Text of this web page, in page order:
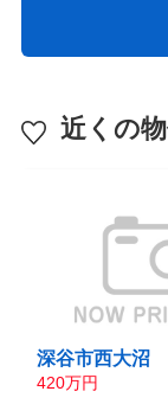
近くの
深谷市西大沼
420万円